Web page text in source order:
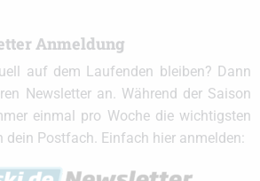
Anmeldung
auf dem Laufenden bleiben? Dann
Newsletter an. Während der Saison
einmal pro Woche die wichtigsten
dein Postfach. Einfach hier anmelden: